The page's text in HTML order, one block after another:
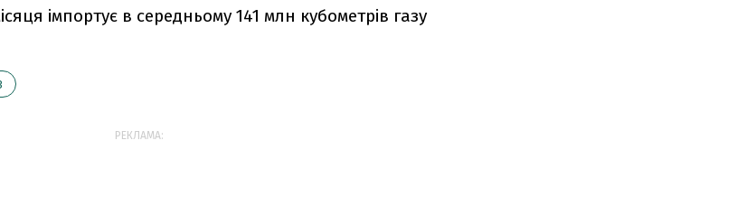
імпортує в середньому 141 млн кубометрів газу
РЕКЛАМА: